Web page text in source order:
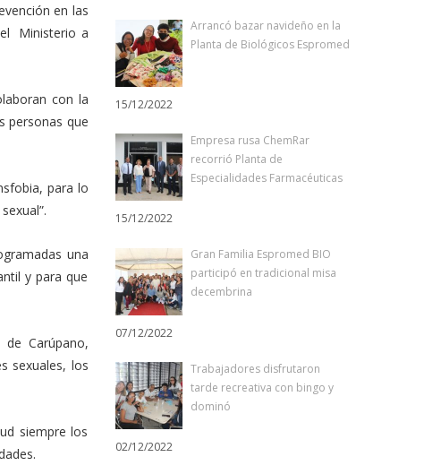
en las
Ministerio a
con la
personas que
para lo
una
y para que
Carúpano,
sexuales, los
siempre los
Arrancó bazar navideño en la
Planta de Biológicos Espromed
15/12/2022
Empresa rusa ChemRar
recorrió Planta de
Especialidades Farmacéuticas
15/12/2022
Gran Familia Espromed BIO
participó en tradicional misa
decembrina
07/12/2022
Trabajadores disfrutaron
tarde recreativa con bingo y
dominó
02/12/2022